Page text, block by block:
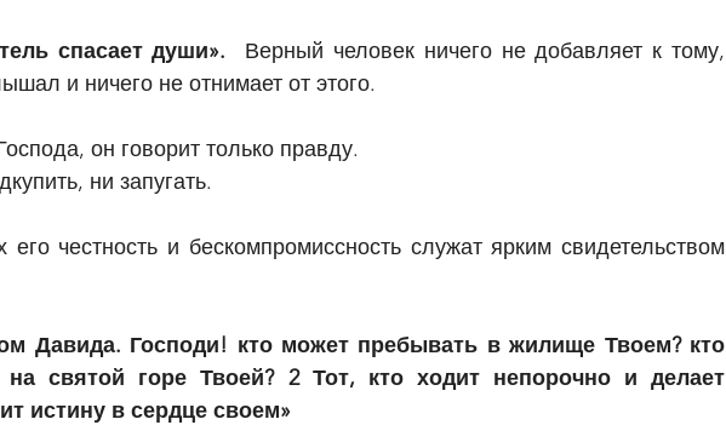
спасает души». Верный человек ничего не добавляет к тому,
и ничего не отнимает от этого.
он говорит только правду.
ни запугать.
честность и бескомпромиссность служат ярким свидетельством
Давида. Господи! кто может пребывать в жилище Твоем? кто
на святой горе Твоей? 2 Тот, кто ходит непорочно и делает
истину в сердце своем»